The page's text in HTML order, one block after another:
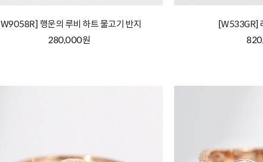
[W9058R] 행운의 루비 하트 물고기 반지
280,000원
[W533GR]